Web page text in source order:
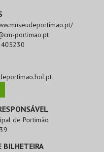
portimao.pt
de Portimão
BILHETEIRA